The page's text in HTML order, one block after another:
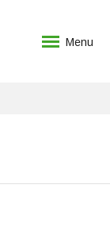
Menu